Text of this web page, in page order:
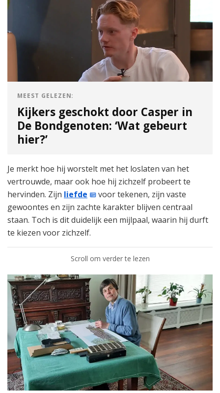
MEEST GELEZEN:
Kijkers geschokt door Casper in
De Bondgenoten: ‘Wat gebeurt
hier?’
Je merkt hoe hij worstelt met het loslaten van het
vertrouwde, maar ook hoe hij zichzelf probeert te
hervinden. Zijn liefde
voor tekenen, zijn vaste
gewoontes en zijn zachte karakter blijven centraal
staan. Toch is dit duidelijk een mijlpaal, waarin hij durft
te kiezen voor zichzelf.
Scroll om verder te lezen